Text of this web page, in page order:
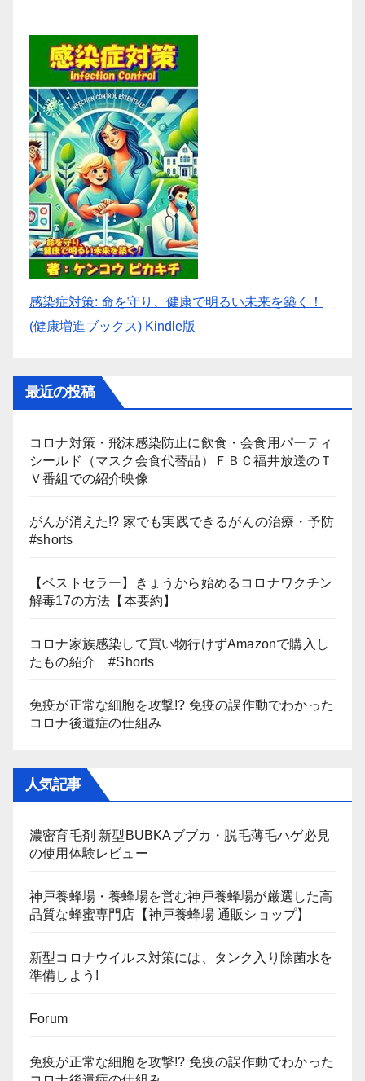
感染症対策: 命を守り、健康で明るい未来を築く！
(健康増進ブックス) Kindle版
最近の投稿
コロナ対策・飛沫感染防止に飲食・会食用パーティ
シールド（マスク会食代替品）ＦＢＣ福井放送のＴ
Ｖ番組での紹介映像
がんが消えた!? 家でも実践できるがんの治療・予防
#shorts
【ベストセラー】きょうから始めるコロナワクチン
解毒17の方法【本要約】
コロナ家族感染して買い物行けずAmazonで購入し
たもの紹介 #Shorts
免疫が正常な細胞を攻撃!? 免疫の誤作動でわかった
コロナ後遺症の仕組み
人気記事
濃密育毛剤 新型BUBKAブブカ・脱毛薄毛ハゲ必見
の使用体験レビュー
神戸養蜂場・養蜂場を営む神戸養蜂場が厳選した高
品質な蜂蜜専門店【神戸養蜂場 通販ショップ】
新型コロナウイルス対策には、タンク入り除菌水を
準備しよう!
Forum
免疫が正常な細胞を攻撃!? 免疫の誤作動でわかった